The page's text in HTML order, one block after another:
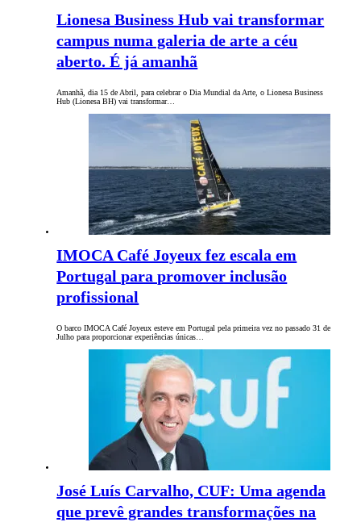
Lionesa Business Hub vai transformar
campus numa galeria de arte a céu
aberto. É já amanhã
Amanhã, dia 15 de Abril, para celebrar o Dia Mundial da Arte, o Lionesa Business
Hub (Lionesa BH) vai transformar…
IMOCA Café Joyeux fez escala em
Portugal para promover inclusão
profissional
O barco IMOCA Café Joyeux esteve em Portugal pela primeira vez no passado 31 de
Julho para proporcionar experiências únicas…
José Luís Carvalho, CUF: Uma agenda
que prevê grandes transformações na